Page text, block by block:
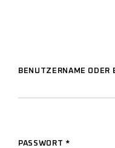
BENUTZERNAME ODER
PASSWORT *